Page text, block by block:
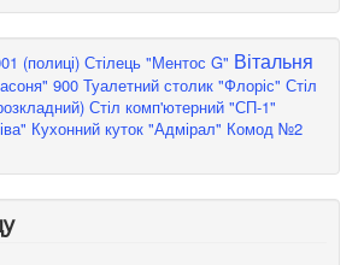
(полиці) Стілець "Ментос G" Вітальня
900 Туалетний столик "Флоріс" Стіл
Стіл комп'ютерний "СП-1"
Кухонний куток "Адмірал" Комод №2